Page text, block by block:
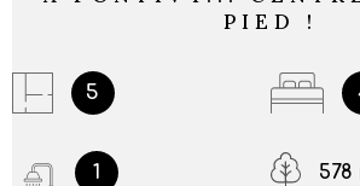
PIED !
5
1 578